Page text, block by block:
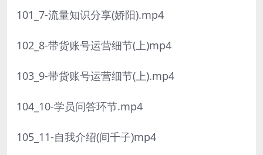
101_7-流量知识分享(娇阳).mp4
102_8-带货账号运营细节(上)mp4
103_9-带货账号运营细节(上).mp4
104_10-学员问答环节.mp4
105_11-自我介绍(间千子)mp4